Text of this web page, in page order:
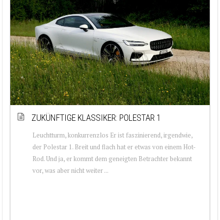
ZUKÜNFTIGE KLASSIKER: POLESTAR 1
Leuchtturm, konkurrenzlos Er ist faszinierend, irgendwie,
der Polestar 1. Breit und flach hat er etwas von einem Hot-
Rod. Und ja, er kommt dem geneigten Betrachter bekannt
vor, was aber nicht weiter ...